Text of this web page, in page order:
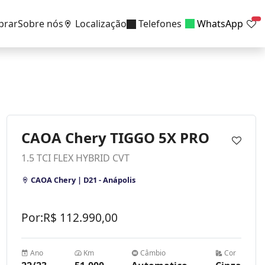
Sobre nós Localização Telefones WhatsApp
CAOA Chery TIGGO 5X PRO
1.5 TCI FLEX HYBRID CVT
CAOA Chery | D21 - Anápolis
Por:R$ 112.990,00
Ano Km Câmbio Cor